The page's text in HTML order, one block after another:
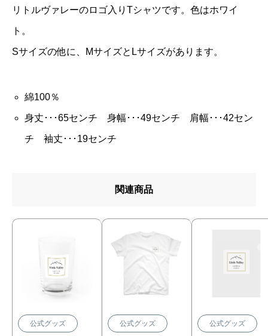
）
イ
リトルヴァレーのロゴ入りTシャツです。色はホワイ
ト。
Sサイズの他に、MサイズとLサイズがあります。
綿100％
身丈･･･65センチ 身幅･･･49センチ 肩幅･･･42セン
チ 袖丈･･･19センチ
関連商品
公式グッズ 公式グッズ 公式グッズ